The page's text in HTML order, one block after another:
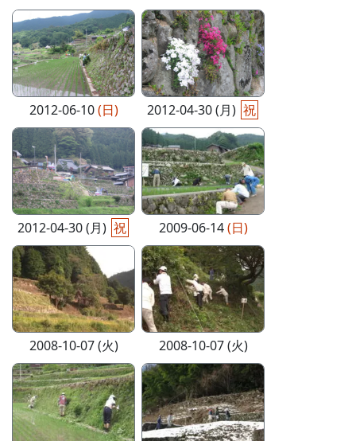
2012-06-10(日) 2012-04-30 (月) 祝
2012-04-30 (月) 祝 2009-06-14(日)
2008-10-07 (火) 2008-10-07 (火)